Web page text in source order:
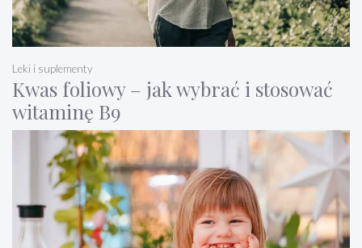
Kwas foliowy – jak wybrać i stosować
witaminę B9
Leki i suplementy